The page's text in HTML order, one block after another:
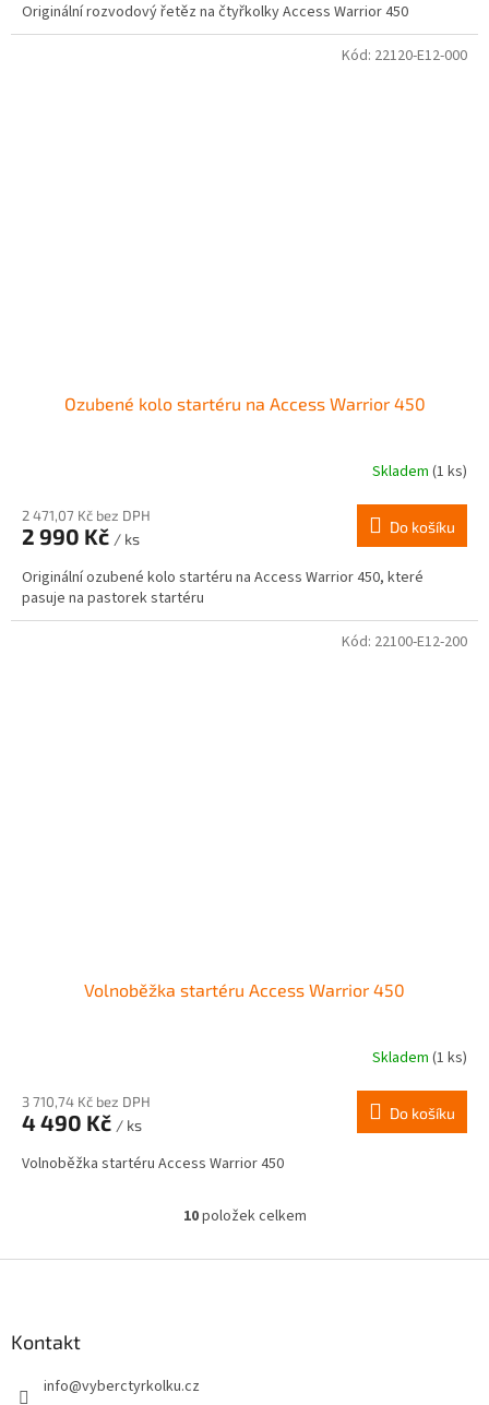
Originální rozvodový řetěz na čtyřkolky Access Warrior 450
Ozubené kolo startéru na Access Warrior 450
Skladem (1 ks)
2 471,07 Kč bez DPH
2 990 Kč / ks
Do košíku
Originální ozubené kolo startéru na Access Warrior 450, které
pasuje na pastorek startéru
Kód: 22120-E12-000
Volnoběžka startéru Access Warrior 450
Skladem (1 ks)
3 710,74 Kč bez DPH
4 490 Kč / ks
Do košíku
Volnoběžka startéru Access Warrior 450
Kód: 22100-E12-200
O
l
10položek celkem
Kontakt
info@vyberctyrkolku.cz